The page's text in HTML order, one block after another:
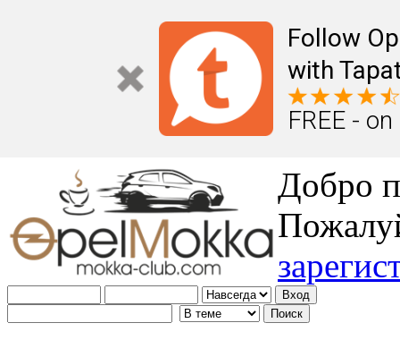
Follow
with
FREE -
Добро